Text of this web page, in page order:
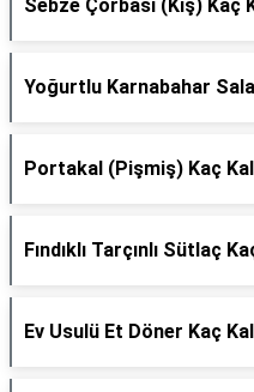
Sebze Çorbası (Kış) Kaç
Yoğurtlu Karnabahar
Portakal (Pişmiş) Kaç
Fındıklı Tarçınlı Sütlaç
Ev Usulü Et Döner Kaç